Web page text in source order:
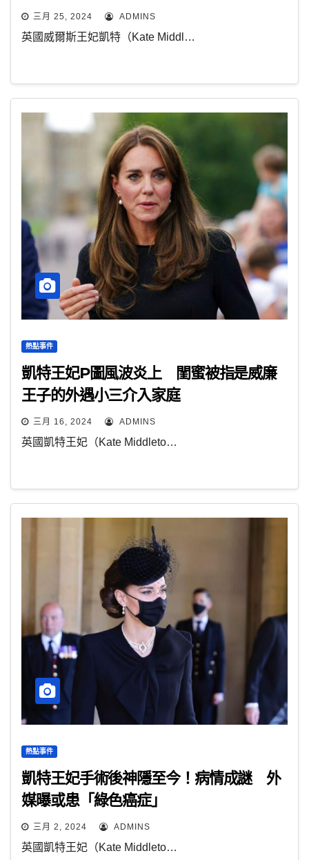
三月 25, 2024 ADMINS
英國威爾斯王妃凱特（Kate Middl…
熱點事件
凱特王妃P圖風波炎上 閨蜜被指是威廉
王子的外遇小三介入家庭
三月 16, 2024 ADMINS
英國凱特王妃（Kate Middleto…
熱點事件
凱特王妃手術後神隱至今！病情成謎 外
媒曝或患「綠色癌症」
三月 2, 2024 ADMINS
英國凱特王妃（Kate Middleto…